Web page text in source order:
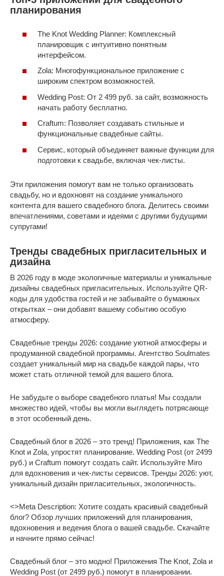
планирования
The Knot Wedding Planner: Комплексный
планировщик с интуитивно понятным
интерфейсом.
Zola: Многофункциональное приложение с
широким спектром возможностей.
Wedding Post: От 2 499 руб. за сайт, возможность
начать работу бесплатно.
Craftum: Позволяет создавать стильные и
функциональные свадебные сайты.
Сервис, который объединяет важные функции для
подготовки к свадьбе, включая чек-листы.
Эти приложения помогут вам не только организовать
свадьбу, но и вдохновят на создание уникального
контента для вашего свадебного блога. Делитесь своими
впечатлениями, советами и идеями с другими будущими
супругами!
Тренды свадебных пригласительных и
дизайна
В 2026 году в моде экологичные материалы и уникальные
дизайны свадебных пригласительных. Используйте QR-
коды для удобства гостей и не забывайте о бумажных
открытках – они добавят вашему событию особую
атмосферу.
Свадебные тренды 2026: создание уютной атмосферы и
продуманной свадебной программы. Агентство Soulmates
создает уникальный мир на свадьбе каждой пары, что
может стать отличной темой для вашего блога.
Не забудьте о выборе свадебного платья! Мы создали
множество идей, чтобы вы могли выглядеть потрясающе
в этот особенный день.
Свадебный блог в 2026 – это тренд! Приложения, как The
Knot и Zola, упростят планирование. Wedding Post (от 2499
руб.) и Craftum помогут создать сайт. Используйте Miro
для вдохновения и чек-листы сервисов. Тренды 2026: уют,
уникальный дизайн пригласительных, экологичность.
<>Meta Description: Хотите создать красивый свадебный
блог? Обзор лучших приложений для планирования,
вдохновения и ведения блога о вашей свадьбе. Скачайте
и начните прямо сейчас!
Свадебный блог – это модно! Приложения The Knot, Zola и
Wedding Post (от 2499 руб.) помогут в планировании.